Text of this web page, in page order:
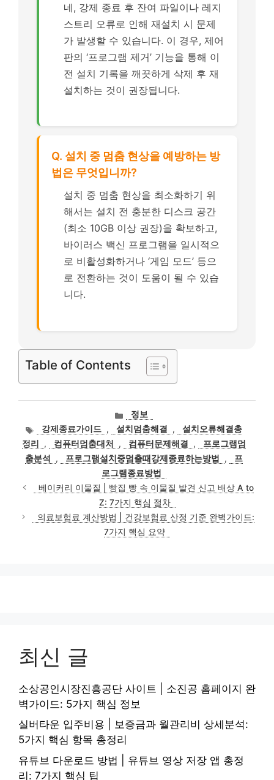
네, 강제 종료 후 잔여 파일이나 레지
스트리 오류로 인해 재설치 시 문제
가 발생할 수 있습니다. 이 경우, 제어
판의 ‘프로그램 제거’ 기능을 통해 이
전 설치 기록을 깨끗하게 삭제 후 재
설치하는 것이 권장됩니다.
Q. 설치 중 멈춤 현상을 예방하는 방
법은 무엇입니까?
설치 중 멈춤 현상을 최소화하기 위
해서는 설치 전 충분한 디스크 공간
(최소 10GB 이상 권장)을 확보하고,
바이러스 백신 프로그램을 일시적으
로 비활성화하거나 ‘게임 모드’ 등으
로 전환하는 것이 도움이 될 수 있습
니다.
Table of Contents
카
테
고
리
정보
태
그
강제종료가이드 , 설치멈춤해결 ,
설치오류해결총
정리
, 컴퓨터멈춤대처 , 컴퓨터문제해결 ,
프로그램멈
춤분석
, 프로그램설치중멈출때강제종료하는방법 ,
프
로그램종료방법
베이커리 이물질 | 빵집 빵 속 이물질 발견 신고 배상 A to
Z: 7가지 핵심 절차
의료보험료 계산방법 | 건강보험료 산정 기준 완벽가이드:
7가지 핵심 요약
최신 글
소상공인시장진흥공단 사이트 | 소진공 홈페이지 완
벽가이드: 5가지 핵심 정보
실버타운 입주비용 | 보증금과 월관리비 상세분석:
5가지 핵심 항목 총정리
유튜브 다운로드 방법 | 유튜브 영상 저장 앱 총정
리: 7가지 핵심 팁